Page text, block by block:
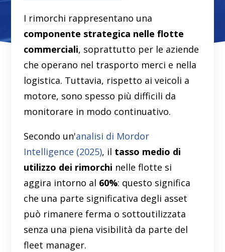
I rimorchi rappresentano una
componente strategica nelle flotte
commerciali, soprattutto per le aziende
che operano nel trasporto merci e nella
logistica. Tuttavia, rispetto ai veicoli a
motore, sono spesso più difficili da
monitorare in modo continuativo.
Secondo un'analisi di Mordor
Intelligence (2025), il tasso medio di
utilizzo dei rimorchi nelle flotte si
aggira intorno al 60%: questo significa
che una parte significativa degli asset
può rimanere ferma o sottoutilizzata
senza una piena visibilità da parte del
fleet manager.